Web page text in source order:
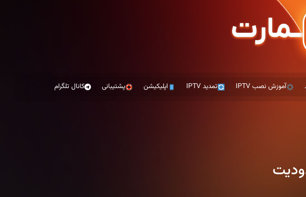
آموزش نصب IPTV تمدید IPTV اپلیکیشن پشتیبانی کانال تلگرام